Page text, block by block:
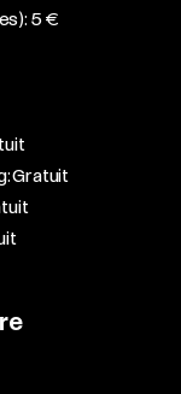
5 €
Gratuit